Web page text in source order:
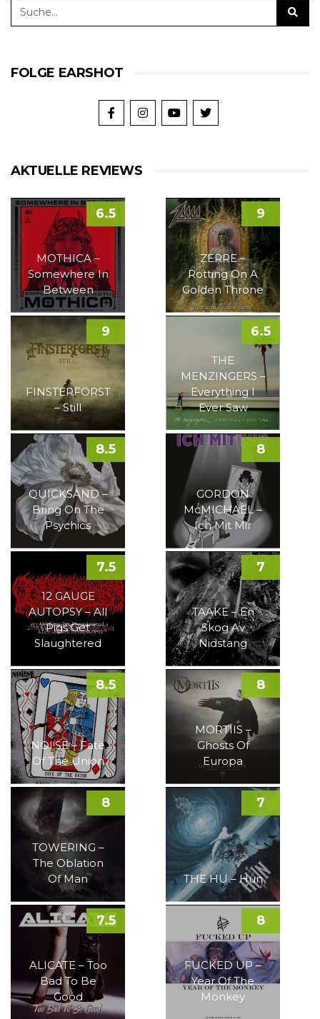
FOLGE EARSHOT
AKTUELLE REVIEWS
MOTHICA –
Somewhere In
Between
6.5
ZERRE –
Rotting On A
Golden Throne
9
FINSTERFORST
– Still
9
THE
MENZINGERS –
Everything I
Ever Saw
6.5
QUICKSAND –
Bring On The
Psychics
8.5
GORDON
McMICHAEL –
Ich Mit Mir
8
12 GAUGE
AUTOPSY – All
Pigs Get
Slaughtered
7.5
TAAKE – En
Skog Av
Nidstang
7
NOI!SE – Fate
Of The Union
8.5
MORTIIS –
Ghosts Of
Europa
8
TOWERING –
The Oblation
Of Man
8
THE HU – Hun
7
ALICATE – Too
Bad To Be
Good
7.5
FUCKED UP –
Year Of The
Monkey
8